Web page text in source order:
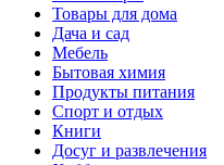
Товары для дома
Дача и сад
Мебель
Бытовая химия
Продукты питания
Спорт и отдых
Книги
Досуг и развлечения